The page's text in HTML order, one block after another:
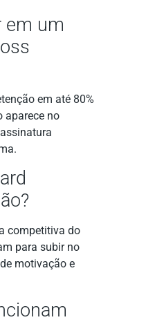
em um
em até 80%
aparece no
competitiva do
para subir no
motivação e